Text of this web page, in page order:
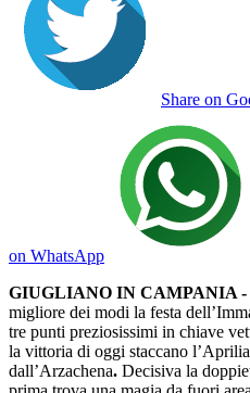
Share on
on WhatsApp
GIUGLIANO IN CAMPANIA -
migliore dei modi la festa
tre punti preziosissimi in chiave
la vittoria di oggi staccano
dall’Arzachena.Decisiva la
prima trova una magia da fuori